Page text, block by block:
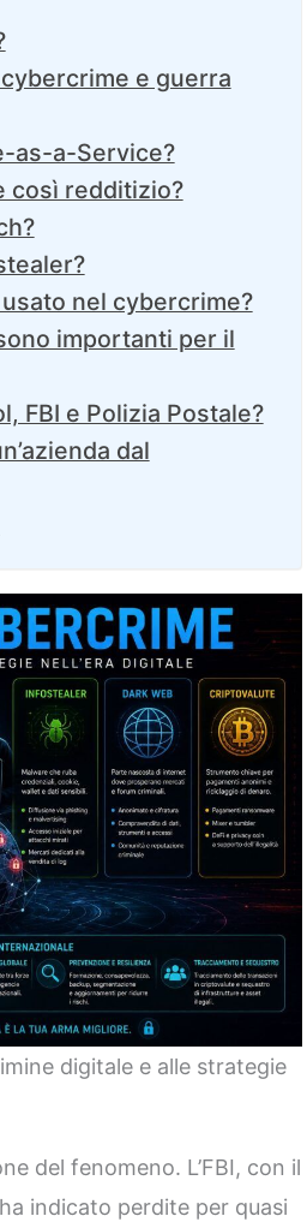
e guerra
as-a-Service?
così redditizio?
nel cybercrime?
importanti per il
FBI e Polizia Postale?
dal
digitale e alle strategie
del fenomeno. L’FBI, con il
indicato perdite per quasi